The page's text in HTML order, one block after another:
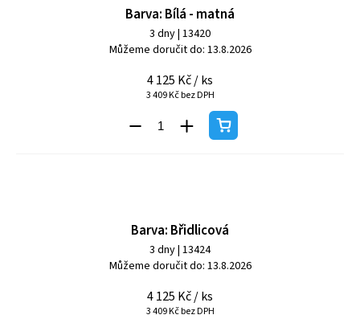
Barva: Bílá - matná
3 dny| 13420
Můžeme doručit do: 13.8.2026
4 125 Kč/ ks
3 409 Kč bez DPH
Barva: Břidlicová
3 dny| 13424
Můžeme doručit do: 13.8.2026
4 125 Kč/ ks
3 409 Kč bez DPH